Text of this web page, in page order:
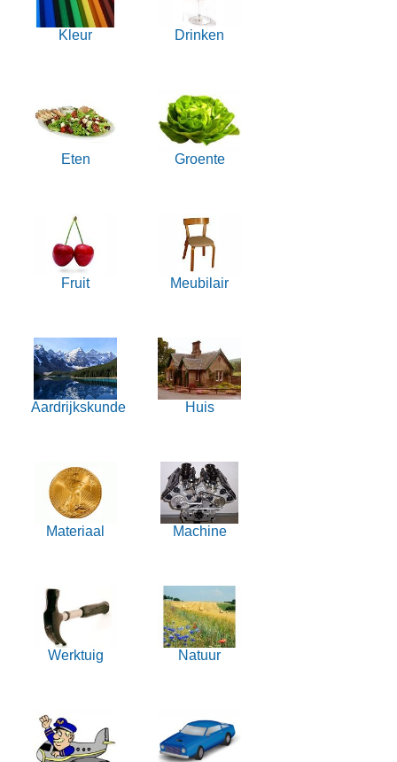
Kleur Drinken
Eten Groente
Fruit Meubilair
Aardrijkskunde Huis
Materiaal Machine
Werktuig Natuur